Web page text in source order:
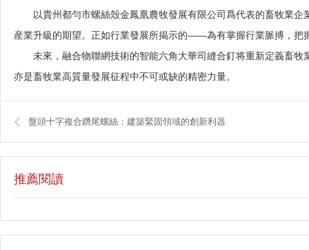
以貴州都勻市螺絲殼金鳳凰農牧發展有限公司爲代表的畜牧業
産業升級的期望。正如行業發展所揭示的——為有掌握行業脈搏，把
未來，融合物聯網技術的智能六角大華司縫合釘将重新定義畜
亦是畜牧業高質量發展征程中不可或缺的精密力量。
盤頭十字複合鑽尾螺絲：建築緊固領域的創新利器
推薦閱讀